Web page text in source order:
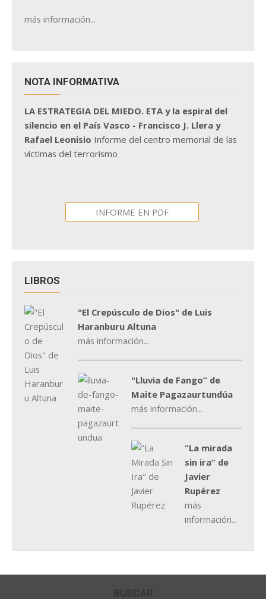
más información...
NOTA INFORMATIVA
LA ESTRATEGIA DEL MIEDO. ETA y la espiral del
silencio en el País Vasco - Francisco J. Llera y
Rafael Leonisio Informe del centro memorial de las
víctimas del terrorismo
INFORME EN PDF
LIBROS
"El Crepúsculo de Dios" de Luis
Haranburu Altuna
más información...
"Lluvia de Fango” de
Maite Pagazaurtundúa
más información...
“La mirada
sin ira” de
Javier
Rupérez
más
información...
BUSCAR